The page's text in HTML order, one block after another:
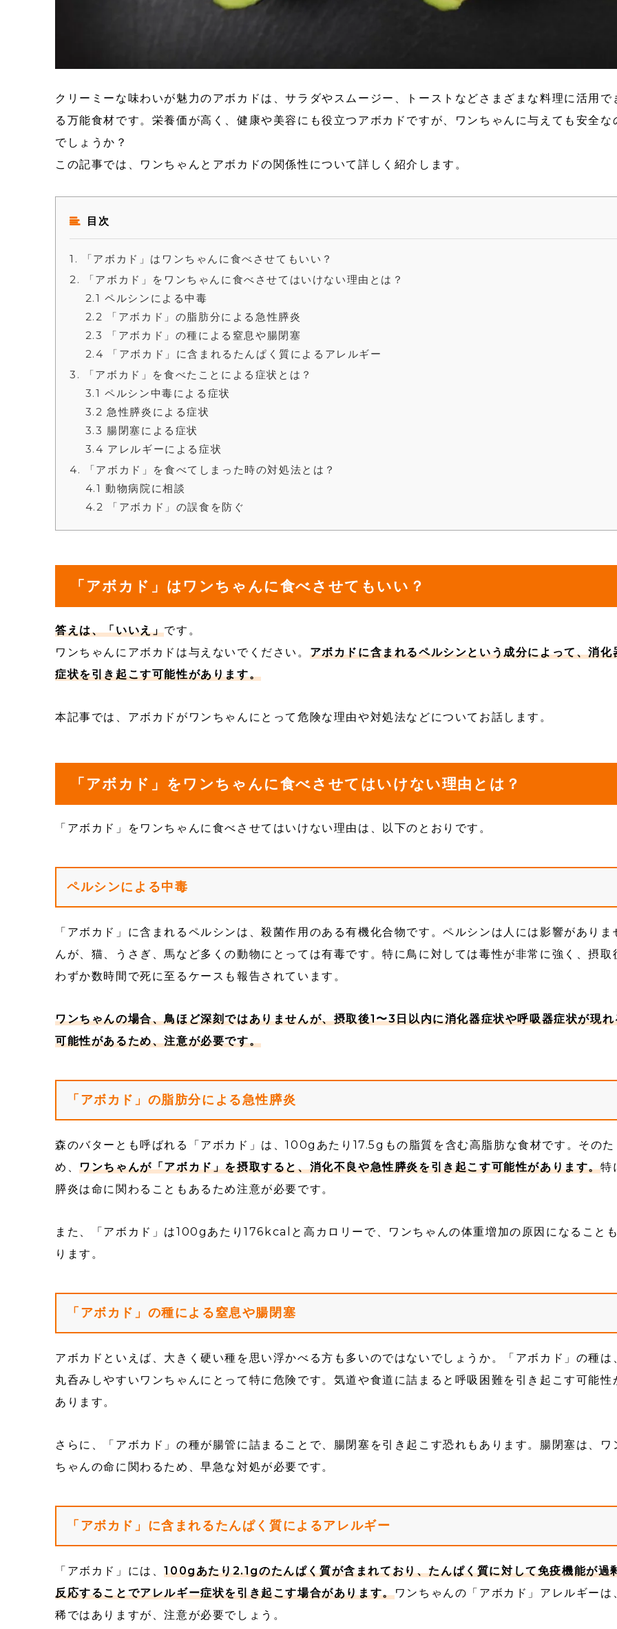
クリーミーな味わいが魅力のアボカドは、サラダやスムージー、トーストなどさまざまな料理に活用で
る万能食材です。栄養価が高く、健康や美容にも役立つアボカドですが、ワンちゃんに与えても安全な
でしょうか？
この記事では、ワンちゃんとアボカドの関係性について詳しく紹介します。
目次
1
「アボカド」はワンちゃんに食べさせてもいい？
2
「アボカド」をワンちゃんに食べさせてはいけない理由とは？
2.1 ペルシンによる中毒
2.2 「アボカド」の脂肪分による急性膵炎
2.3
「アボカド」の種による窒息や腸閉塞
2.4 「アボカド」に含まれるたんぱく質によるアレルギー
3
「アボカド」を食べたことによる症状とは？
3.1 ペルシン中毒による症状
3.2 急性膵炎による症状
3.3 腸閉塞による症状
3.4 アレルギーによる症状
4
「アボカド」を食べてしまった時の対処法とは？
4.1 動物病院に相談
4.2 「アボカド」の誤食を防ぐ
「アボカド」はワンちゃんに食べさせてもいい？
答えは、「いいえ」です。
ワンちゃんにアボカドは与えないでください。 アボカドに含まれるペルシンという成分によって、消化
症状を引き起こす可能性があります。
本記事では、アボカドがワンちゃんにとって危険な理由や対処法などについてお話します。
「アボカド」をワンちゃんに食べさせてはいけない理由とは？
「アボカド」をワンちゃんに食べさせてはいけない理由は、以下のとおりです。
ペルシンによる中毒
「アボカド」に含まれるペルシンは、殺菌作用のある有機化合物です。ペルシンは人には影響がありま
んが、猫、うさぎ、馬など多くの動物にとっては有毒です。特に鳥に対しては毒性が非常に強く、摂取
わずか数時間で死に至るケースも報告されています。
ワンちゃんの場合、鳥ほど深刻ではありませんが、摂取後1〜3日以内に消化器症状や呼吸器症状が現れ
可能性があるため、注意が必要です。
「アボカド」の脂肪分による急性膵炎
森のバターとも呼ばれる「アボカド」は、100gあたり17.5gもの脂質を含む高脂肪な食材です。そのた
め、ワンちゃんが「アボカド」を摂取すると、消化不良や急性膵炎を引き起こす可能性があります。特
膵炎は命に関わることもあるため注意が必要です。
また、「アボカド」は100gあたり176kcalと高カロリーで、ワンちゃんの体重増加の原因になること
ります。
「アボカド」の種による窒息や腸閉塞
アボカドといえば、大きく硬い種を思い浮かべる方も多いのではないでしょうか。「アボカド」の種は
丸呑みしやすいワンちゃんにとって特に危険です。気道や食道に詰まると呼吸困難を引き起こす可能性
あります。
さらに、「アボカド」の種が腸管に詰まることで、腸閉塞を引き起こす恐れもあります。腸閉塞は、ワ
ちゃんの命に関わるため、早急な対処が必要です。
「アボカド」に含まれるたんぱく質によるアレルギー
「アボカド」には、100gあたり2.1gのたんぱく質が含まれており、たんぱく質に対して免疫機能が過
反応することでアレルギー症状を引き起こす場合があります。ワンちゃんの「アボカド」アレルギーは
稀ではありますが、注意が必要でしょう。